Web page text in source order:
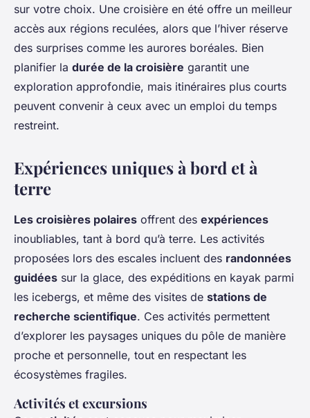
sur votre choix. Une croisière en été offre un meilleur
accès aux régions reculées, alors que l’hiver réserve
des surprises comme les aurores boréales. Bien
planifier la durée de la croisière garantit une
exploration approfondie, mais itinéraires plus courts
peuvent convenir à ceux avec un emploi du temps
restreint.
Expériences uniques à bord et à
terre
Les croisières polaires offrent des expériences
inoubliables, tant à bord qu’à terre. Les activités
proposées lors des escales incluent des randonnées
guidées sur la glace, des expéditions en kayak parmi
les icebergs, et même des visites de stations de
recherche scientifique. Ces activités permettent
d’explorer les paysages uniques du pôle de manière
proche et personnelle, tout en respectant les
écosystèmes fragiles.
Activités et excursions